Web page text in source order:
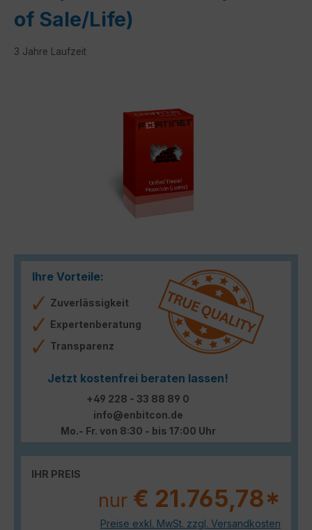
of Sale/Life)
3 Jahre Laufzeit
Ihre Vorteile:
Zuverlässigkeit
Expertenberatung
Transparenz
Jetzt kostenfrei beraten lassen!
+49 228 - 33 88 89 0
info@enbitcon.de
Mo.- Fr. von 8:30 - bis 17:00 Uhr
IHR PREIS
nur € 21.765,78*
Preise exkl. MwSt. zzgl. Versandkosten